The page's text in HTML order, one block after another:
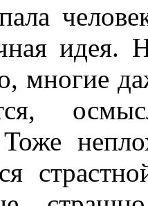
идея.
многие
Тоже